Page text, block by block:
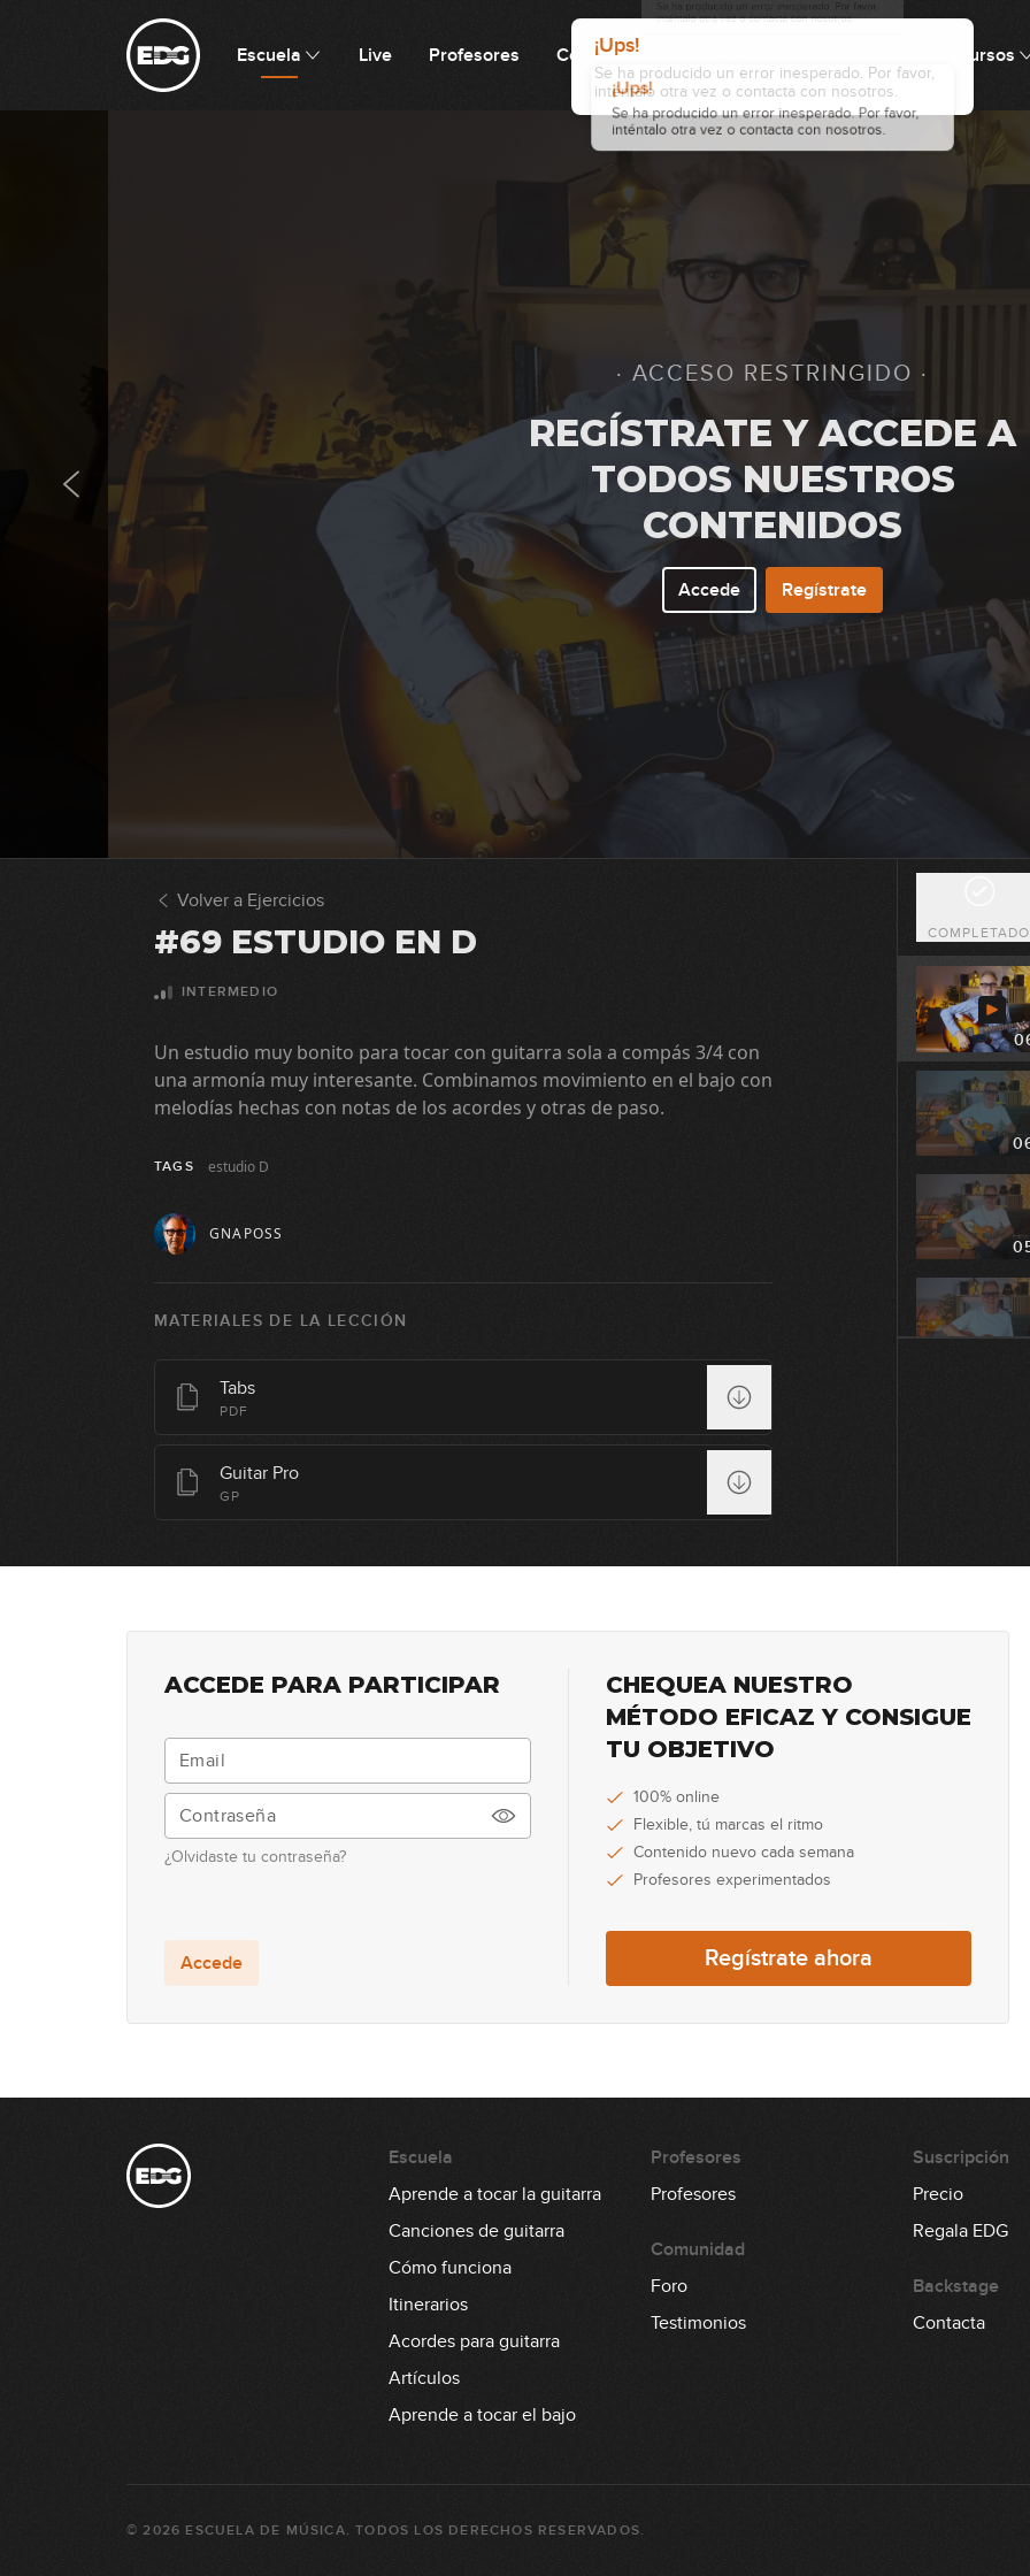
Escuela Live Profesores Cómo funciona Recursos
· ACCESO RESTRINGIDO ·
REGÍSTRATE Y ACCEDE A
TODOS NUESTROS
CONTENIDOS
Accede Regístrate
Volver a Ejercicios
#69 ESTUDIO EN D
INTERMEDIO
Un estudio muy bonito para tocar con guitarra sola a compás 3/4 con
una armonía muy interesante. Combinamos movimiento en el bajo con
melodías hechas con notas de los acordes y otras de paso.
TAGS estudio D
GNAPOSS
MATERIALES DE LA LECCIÓN
Tabs
PDF
Guitar Pro
GP
COMPLETADO
ACCEDE PARA PARTICIPAR
¿Olvidaste tu contraseña?
Accede
CHEQUEA NUESTRO
MÉTODO EFICAZ Y CONSIGUE
TU OBJETIVO
100% online
Flexible, tú marcas el ritmo
Contenido nuevo cada semana
Profesores experimentados
Regístrate ahora
Escuela
Aprende a tocar la guitarra
Canciones de guitarra
Cómo funciona
Itinerarios
Acordes para guitarra
Artículos
Aprende a tocar el bajo
Profesores
Profesores
Comunidad
Foro
Testimonios
Suscripción
Precio
Regala EDG
Backstage
Contacta
©2026 ESCUELA DE MÚSICA. TODOS LOS DERECHOS RESERVADOS.